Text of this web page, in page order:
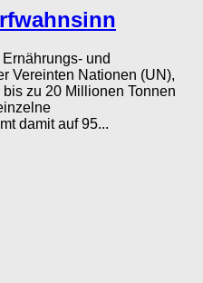
und
Vereinten Nationen (UN),
zu 20 Millionen Tonnen
damit auf 95...